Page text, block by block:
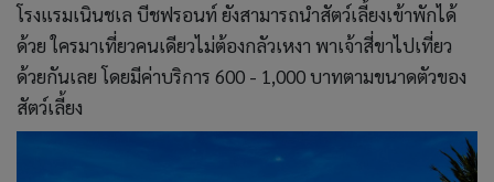
โรงแรมเนินชเล บีชฟรอนท์ ยังสามารถนำสัตว์เลี้ยงเข้าพักได้
ด้วย ใครมาเที่ยวคนเดียวไม่ต้องกลัวเหงา พาเจ้าสี่ขาไปเที่ยว
ด้วยกันเลย โดยมีค่าบริการ 600 - 1,000 บาทตามขนาดตัวของ
สัตว์เลี้ยง